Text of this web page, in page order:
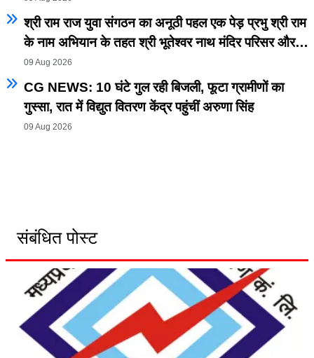
श्री राम राज युवा संगठन का अनूठी पहल एक पेड़ प्रभु श्री राम
के नाम अभियान के तहत श्री भूतेश्वर नाथ मंदिर परिसर और
प्रिंस क्लब परिसर में किया वृक्षारोपण
09 Aug 2026
CG NEWS: 10 घंटे गुल रही बिजली, फूटा ग्रामीणों का
गुस्सा, रात में विद्युत वितरण केंद्र पहुंचीं अरुणा सिंह
09 Aug 2026
संबंधित पोस्ट